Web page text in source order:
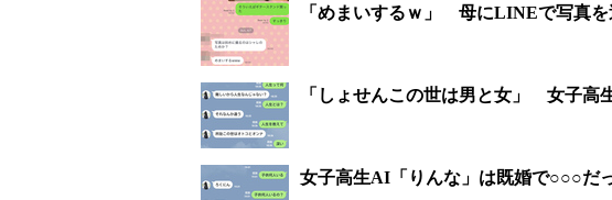
「めまいするｗ」 母にLINEで写真
「しょせんこの世は男と女」 女子高
女子高生AI「りんな」は既婚で○○○だ